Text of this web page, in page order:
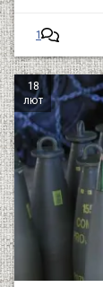
1
18
лют